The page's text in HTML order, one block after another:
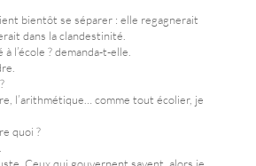
bientôt se séparer : elle regagnerait
dans la clandestinité.
l’école ? demanda-t-elle.
l’arithmétique… comme tout écolier, je
quoi ?
Ceux qui gouvernent savent, alors je